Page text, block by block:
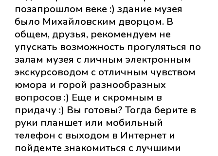
позапрошлом веке :) здание музея
было Михайловским дворцом. В
общем, друзья, рекомендуем не
упускать возможность прогуляться по
залам музея с личным электронным
экскурсоводом с отличным чувством
юмора и горой разнообразных
вопросов :) Еще и скромным в
придачу :) Вы готовы? Тогда берите в
руки планшет или мобильный
телефон с выходом в Интернет и
пойдемте знакомиться с лучшими